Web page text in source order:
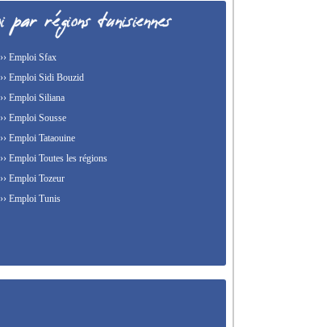
›› Emploi Sfax
›› Emploi Sidi Bouzid
›› Emploi Siliana
›› Emploi Sousse
›› Emploi Tataouine
›› Emploi Toutes les régions
›› Emploi Tozeur
›› Emploi Tunis